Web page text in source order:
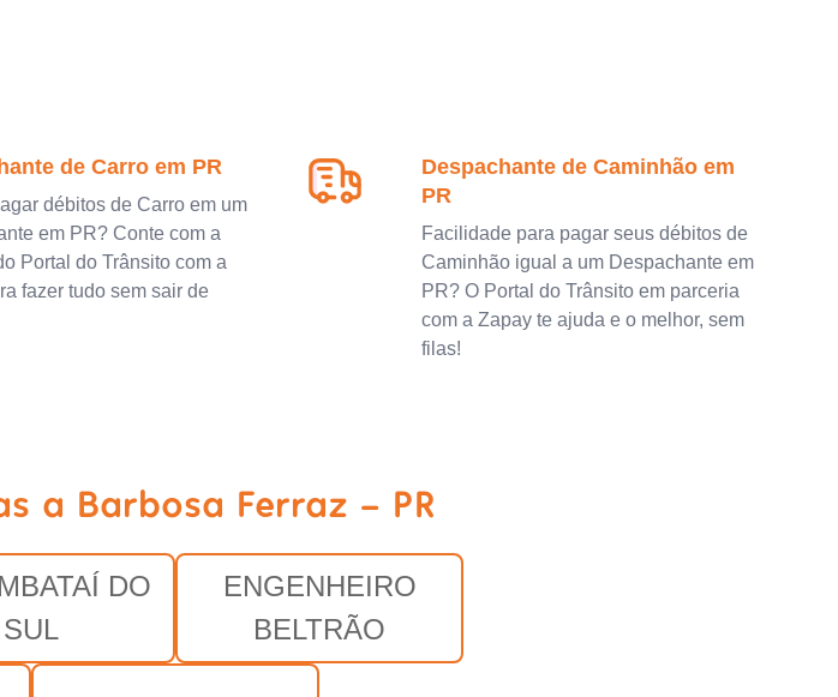
de Carro em PR
débitos de Carro em um
em PR? Conte com a
Portal do Trânsito com a
fazer tudo sem sair de
Despachante de Caminhão em
PR
Facilidade para pagar seus débitos de
Caminhão igual a um Despachante em
PR? O Portal do Trânsito em parceria
com a Zapay te ajuda e o melhor, sem
filas!
a Barbosa Ferraz - PR
DO
SUL
ENGENHEIRO
BELTRÃO